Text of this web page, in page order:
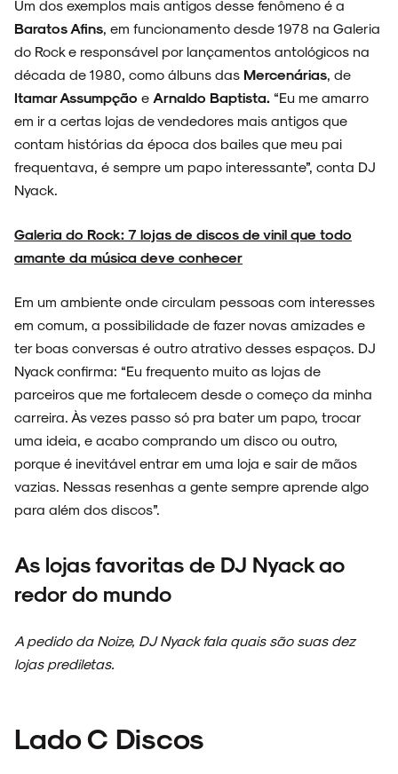
Um dos exemplos mais antigos desse fenômeno é a
Baratos Afins , em funcionamento desde 1978 na Galeria
do Rock e responsável por lançamentos antológicos na
década de 1980, como álbuns das Mercenárias , de
Itamar Assumpção e Arnaldo Baptista. “Eu me amarro
em ir a certas lojas de vendedores mais antigos que
contam histórias da época dos bailes que meu pai
frequentava, é sempre um papo interessante”, conta DJ
Nyack.
Galeria do Rock: 7 lojas de discos de vinil que todo
amante da música deve conhecer
Em um ambiente onde circulam pessoas com interesses
em comum, a possibilidade de fazer novas amizades e
ter boas conversas é outro atrativo desses espaços. DJ
Nyack confirma: “Eu frequento muito as lojas de
parceiros que me fortalecem desde o começo da minha
carreira. Às vezes passo só pra bater um papo, trocar
uma ideia, e acabo comprando um disco ou outro,
porque é inevitável entrar em uma loja e sair de mãos
vazias. Nessas resenhas a gente sempre aprende algo
para além dos discos”.
As lojas favoritas de DJ Nyack ao
redor do mundo
A pedido da Noize, DJ Nyack fala quais são suas dez
lojas prediletas.
Lado C Discos